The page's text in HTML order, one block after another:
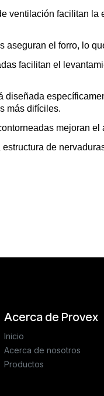
ventilación facilitan
aseguran el forro, lo
facilitan el
diseñada
más difíciles.
mejoran
de
Acerca de Provex
Inicio
Acerca de nosotros
Productos